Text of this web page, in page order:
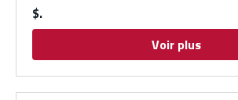
$
Voir plus